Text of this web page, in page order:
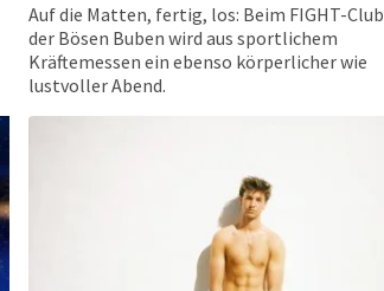
Auf die Matten, fertig, los: Beim FIGHT-Club
der Bösen Buben wird aus sportlichem
Kräftemessen ein ebenso körperlicher wie
lustvoller Abend.